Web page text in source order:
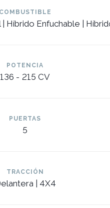
COMBUSTIBLE
Híbrido Enfuchable |
POTENCIA
136 - 215 CV
PUERTAS
5
TRACCIÓN
| 4X4